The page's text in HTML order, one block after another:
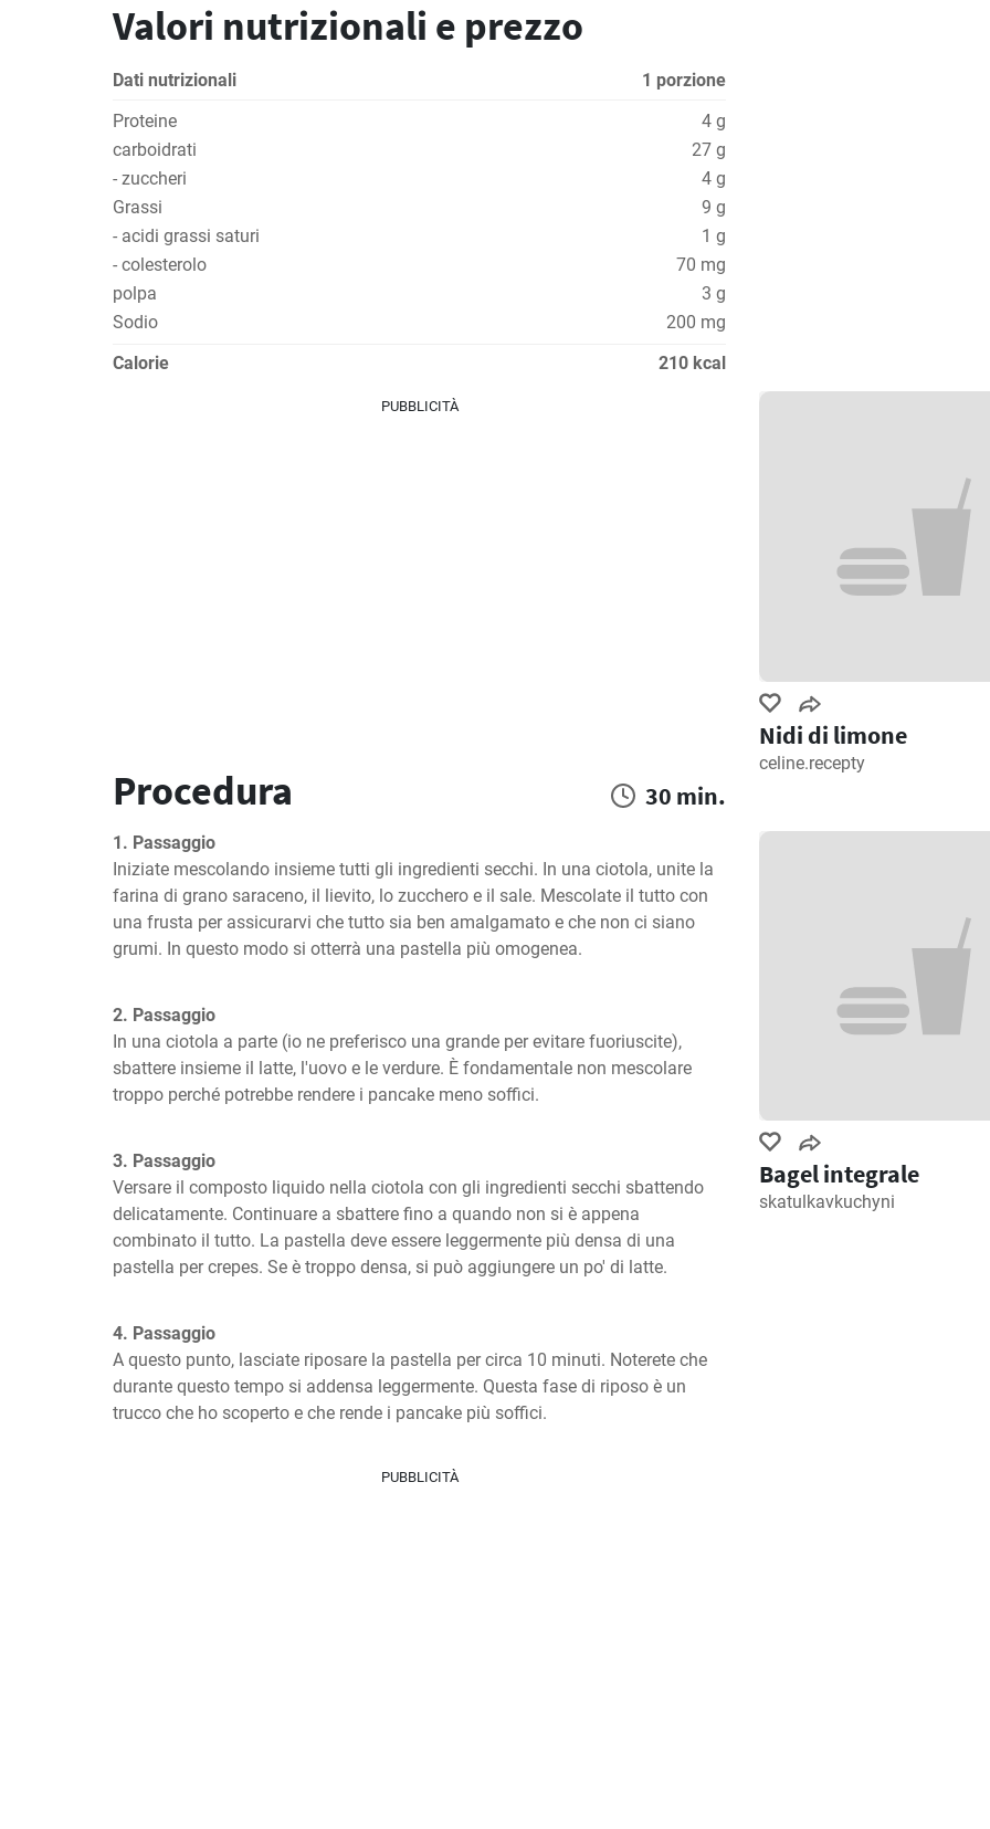
Valori nutrizionali e prezzo
Dati nutrizionali
1 porzione
Proteine
4 g
carboidrati
27 g
- zuccheri
4 g
Grassi
9 g
- acidi grassi saturi
1 g
- colesterolo
70 mg
polpa
3 g
Sodio
200 mg
Calorie
210 kcal
PUBBLICITÀ
Procedura 30 min.
1. Passaggio
Iniziate mescolando insieme tutti gli ingredienti secchi. In una ciotola, unite la
farina di grano saraceno, il lievito, lo zucchero e il sale. Mescolate il tutto con
una frusta per assicurarvi che tutto sia ben amalgamato e che non ci siano
grumi. In questo modo si otterrà una pastella più omogenea.
2. Passaggio
In una ciotola a parte (io ne preferisco una grande per evitare fuoriuscite),
sbattere insieme il latte, l'uovo e le verdure. È fondamentale non mescolare
troppo perché potrebbe rendere i pancake meno soffici.
3. Passaggio
Versare il composto liquido nella ciotola con gli ingredienti secchi sbattendo
delicatamente. Continuare a sbattere fino a quando non si è appena
combinato il tutto. La pastella deve essere leggermente più densa di una
pastella per crepes. Se è troppo densa, si può aggiungere un po' di latte.
4. Passaggio
A questo punto, lasciate riposare la pastella per circa 10 minuti. Noterete che
durante questo tempo si addensa leggermente. Questa fase di riposo è un
trucco che ho scoperto e che rende i pancake più soffici.
PUBBLICITÀ
Nidi di limone
celine.recepty
Bagel integrale
skatulkavkuchyni